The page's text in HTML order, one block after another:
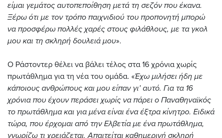
είμαι γεμάτος αυτοπεποίθηση μετά τη σεζόν που έκανα.
Ξέρω ότι με τον τρόπο παιχνιδιού του προπονητή μπορώ
να προσφέρω πολλές χαρές στους φιλάθλους, με τα γκολ
μου και τη σκληρή δουλειά μου».
Ο Ράστοντερ θέλει να βάλει τέλος στα 16 χρόνια χωρίς
πρωτάθλημα για τη νέα του ομάδα. «Έχω μιλήσει ήδη με
κάποιους ανθρώπους και μου είπαν γι’ αυτό. Για τα 16
χρόνια που έχουν περάσει χωρίς να πάρει ο Παναθηναϊκός
το πρωτάθλημα και για μένα είναι ένα έξτρα κίνητρο. Ειδικά
τώρα, που έρχομαι από την Ελβετία με ένα πρωτάθλημα,
γνωρίζω τι χρειάζεται. Απαιτείται καθημερινή σκληρή